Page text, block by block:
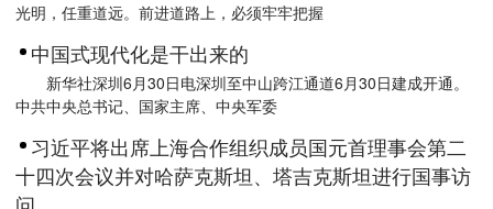
光明，任重道远。前进道路上，必须牢牢把握
中国式现代化是干出来的
新华社深圳6月30日电深圳至中山跨江通道6月30日建成开通。
中共中央总书记、国家主席、中央军委
习近平将出席上海合作组织成员国元首理事会第二
十四次会议并对哈萨克斯坦、塔吉克斯坦进行国事访